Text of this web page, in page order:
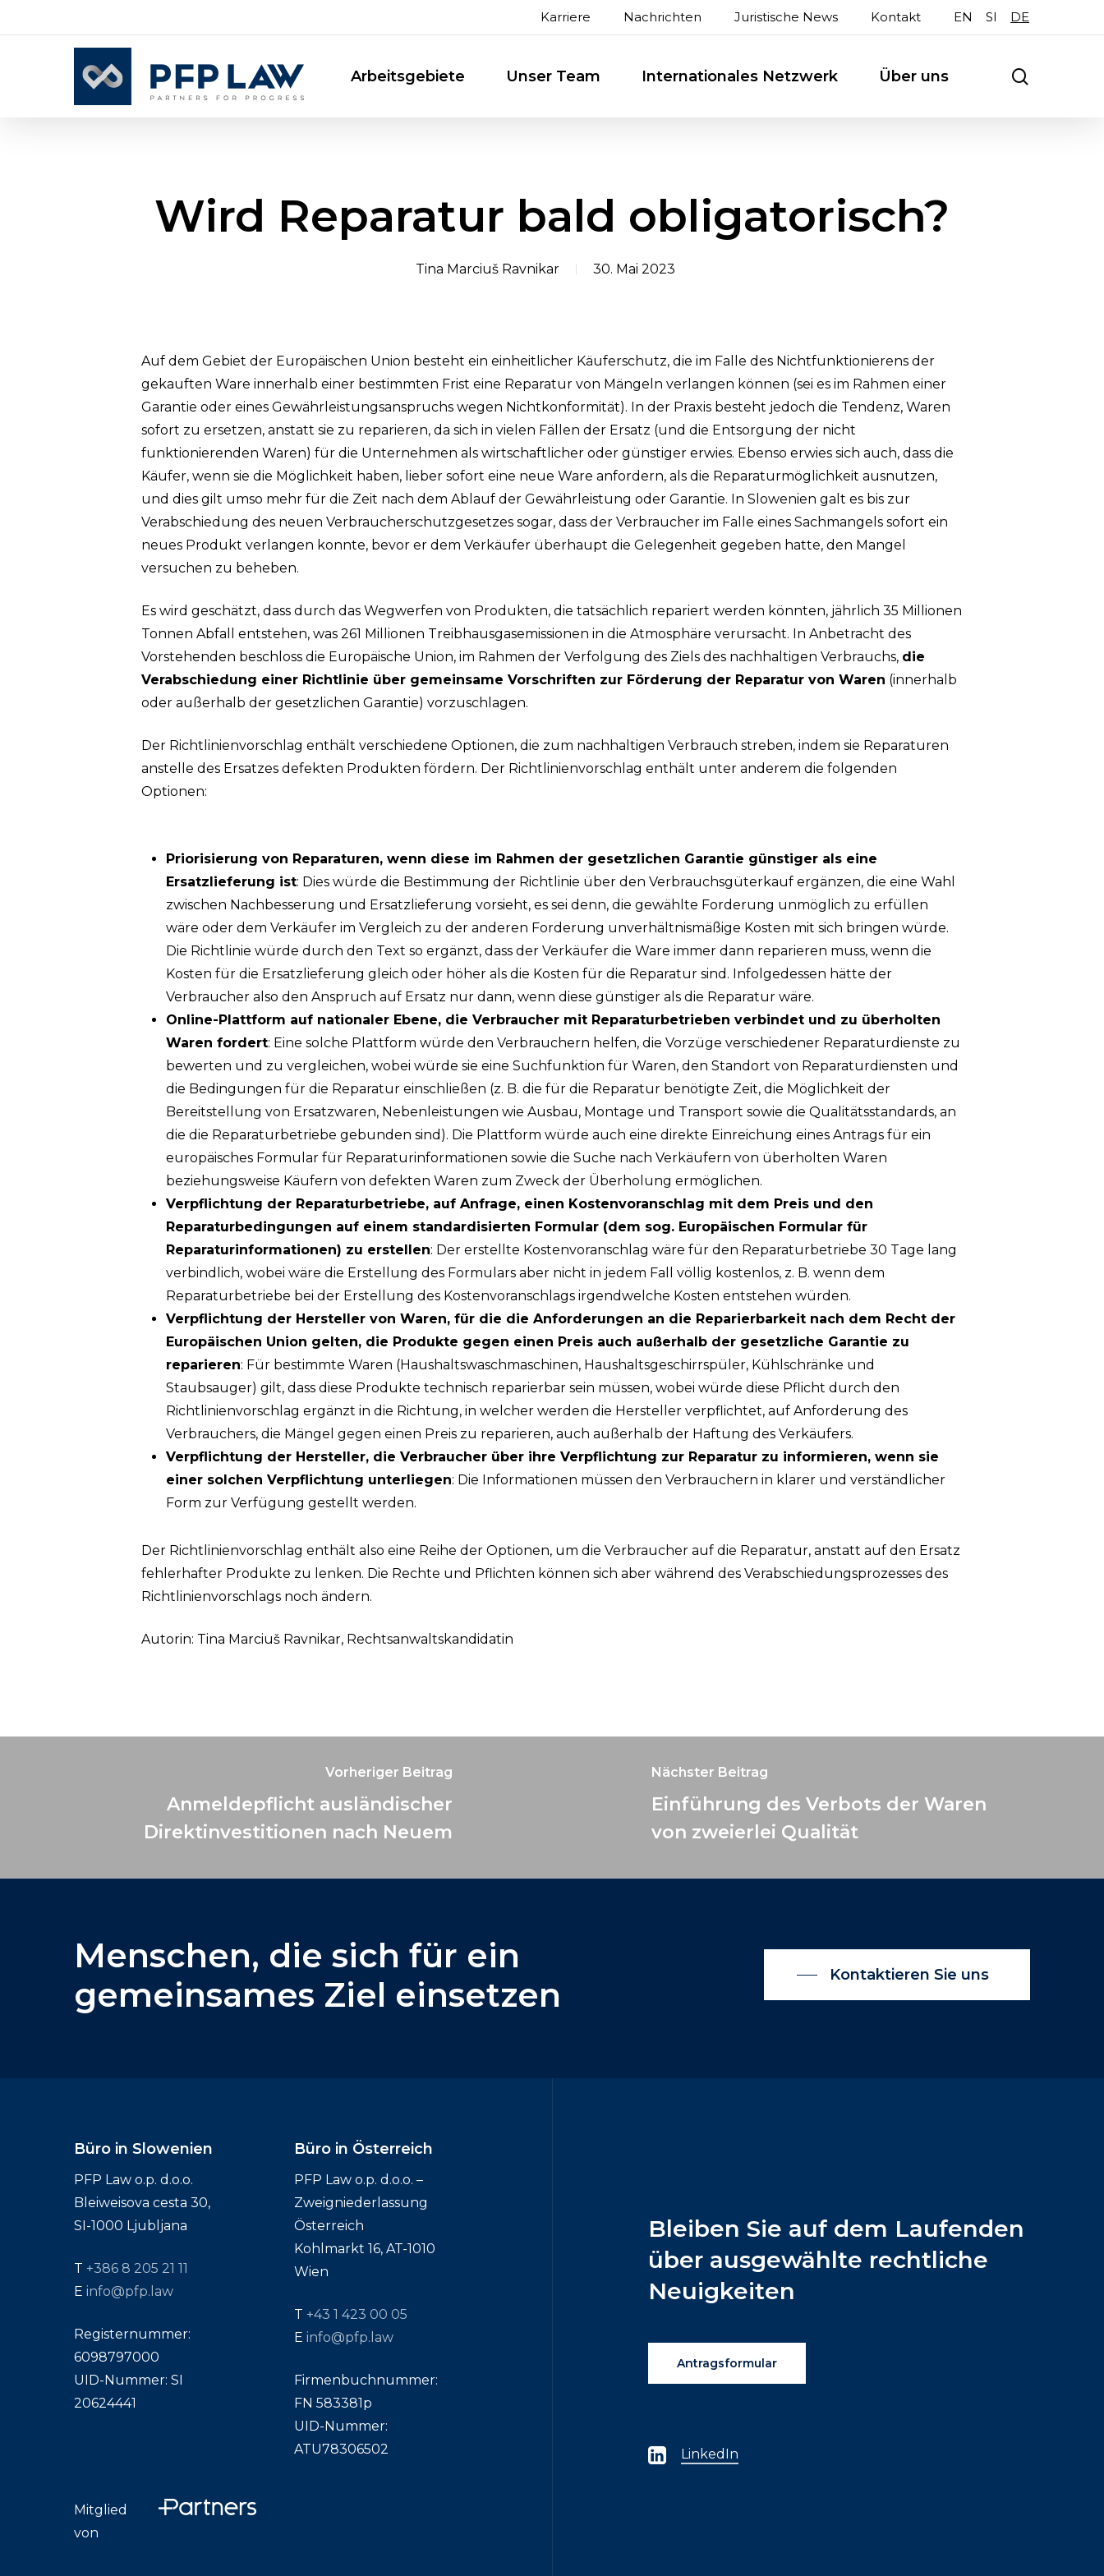
to
Karriere Nachrichten Juristische News Kontakt EN SI DE
Drücken Sie die Eingabetaste zum Suchen oder ESC zum Schließen
Arbeitsgebiete Unser Team Internationales Netzwerk Über uns
Wird Reparatur bald obligatorisch?
Tina Marciuš Ravnikar 30. Mai 2023
Auf dem Gebiet der Europäischen Union besteht ein einheitlicher Käuferschutz, die im Falle des Nichtfunktionierens der
gekauften Ware innerhalb einer bestimmten Frist eine Reparatur von Mängeln verlangen können (sei es im Rahmen einer
Garantie oder eines Gewährleistungsanspruchs wegen Nichtkonformität). In der Praxis besteht jedoch die Tendenz, Waren
sofort zu ersetzen, anstatt sie zu reparieren, da sich in vielen Fällen der Ersatz (und die Entsorgung der nicht
funktionierenden Waren) für die Unternehmen als wirtschaftlicher oder günstiger erwies. Ebenso erwies sich auch, dass die
Käufer, wenn sie die Möglichkeit haben, lieber sofort eine neue Ware anfordern, als die Reparaturmöglichkeit ausnutzen,
und dies gilt umso mehr für die Zeit nach dem Ablauf der Gewährleistung oder Garantie. In Slowenien galt es bis zur
Verabschiedung des neuen Verbraucherschutzgesetzes sogar, dass der Verbraucher im Falle eines Sachmangels sofort ein
neues Produkt verlangen konnte, bevor er dem Verkäufer überhaupt die Gelegenheit gegeben hatte, den Mangel
versuchen zu beheben.
Es wird geschätzt, dass durch das Wegwerfen von Produkten, die tatsächlich repariert werden könnten, jährlich 35 Millionen
Tonnen Abfall entstehen, was 261 Millionen Treibhausgasemissionen in die Atmosphäre verursacht. In Anbetracht des
Vorstehenden beschloss die Europäische Union, im Rahmen der Verfolgung des Ziels des nachhaltigen Verbrauchs, die
Verabschiedung einer Richtlinie über gemeinsame Vorschriften zur Förderung der Reparatur von Waren (innerhalb
oder außerhalb der gesetzlichen Garantie) vorzuschlagen.
Der Richtlinienvorschlag enthält verschiedene Optionen, die zum nachhaltigen Verbrauch streben, indem sie Reparaturen
anstelle des Ersatzes defekten Produkten fördern. Der Richtlinienvorschlag enthält unter anderem die folgenden
Optionen:
Priorisierung von Reparaturen, wenn diese im Rahmen der gesetzlichen Garantie günstiger als eine
Ersatzlieferung ist: Dies würde die Bestimmung der Richtlinie über den Verbrauchsgüterkauf ergänzen, die eine Wahl
zwischen Nachbesserung und Ersatzlieferung vorsieht, es sei denn, die gewählte Forderung unmöglich zu erfüllen
wäre oder dem Verkäufer im Vergleich zu der anderen Forderung unverhältnismäßige Kosten mit sich bringen würde.
Die Richtlinie würde durch den Text so ergänzt, dass der Verkäufer die Ware immer dann reparieren muss, wenn die
Kosten für die Ersatzlieferung gleich oder höher als die Kosten für die Reparatur sind. Infolgedessen hätte der
Verbraucher also den Anspruch auf Ersatz nur dann, wenn diese günstiger als die Reparatur wäre.
Online-Plattform auf nationaler Ebene, die Verbraucher mit Reparaturbetrieben verbindet und zu überholten
Waren fordert: Eine solche Plattform würde den Verbrauchern helfen, die Vorzüge verschiedener Reparaturdienste zu
bewerten und zu vergleichen, wobei würde sie eine Suchfunktion für Waren, den Standort von Reparaturdiensten und
die Bedingungen für die Reparatur einschließen (z. B. die für die Reparatur benötigte Zeit, die Möglichkeit der
Bereitstellung von Ersatzwaren, Nebenleistungen wie Ausbau, Montage und Transport sowie die Qualitätsstandards, an
die die Reparaturbetriebe gebunden sind). Die Plattform würde auch eine direkte Einreichung eines Antrags für ein
europäisches Formular für Reparaturinformationen sowie die Suche nach Verkäufern von überholten Waren
beziehungsweise Käufern von defekten Waren zum Zweck der Überholung ermöglichen.
Verpflichtung der Reparaturbetriebe, auf Anfrage, einen Kostenvoranschlag mit dem Preis und den
Reparaturbedingungen auf einem standardisierten Formular (dem sog. Europäischen Formular für
Reparaturinformationen) zu erstellen: Der erstellte Kostenvoranschlag wäre für den Reparaturbetriebe 30 Tage lang
verbindlich, wobei wäre die Erstellung des Formulars aber nicht in jedem Fall völlig kostenlos, z. B. wenn dem
Reparaturbetriebe bei der Erstellung des Kostenvoranschlags irgendwelche Kosten entstehen würden.
Verpflichtung der Hersteller von Waren, für die die Anforderungen an die Reparierbarkeit nach dem Recht der
Europäischen Union gelten, die Produkte gegen einen Preis auch außerhalb der gesetzliche Garantie zu
reparieren: Für bestimmte Waren (Haushaltswaschmaschinen, Haushaltsgeschirrspüler, Kühlschränke und
Staubsauger) gilt, dass diese Produkte technisch reparierbar sein müssen, wobei würde diese Pflicht durch den
Richtlinienvorschlag ergänzt in die Richtung, in welcher werden die Hersteller verpflichtet, auf Anforderung des
Verbrauchers, die Mängel gegen einen Preis zu reparieren, auch außerhalb der Haftung des Verkäufers.
Verpflichtung der Hersteller, die Verbraucher über ihre Verpflichtung zur Reparatur zu informieren, wenn sie
einer solchen Verpflichtung unterliegen: Die Informationen müssen den Verbrauchern in klarer und verständlicher
Form zur Verfügung gestellt werden.
Der Richtlinienvorschlag enthält also eine Reihe der Optionen, um die Verbraucher auf die Reparatur, anstatt auf den Ersatz
fehlerhafter Produkte zu lenken. Die Rechte und Pflichten können sich aber während des Verabschiedungsprozesses des
Richtlinienvorschlags noch ändern.
Autorin: Tina Marciuš Ravnikar, Rechtsanwaltskandidatin
Vorheriger Beitrag
Anmeldepflicht ausländischer
Direktinvestitionen nach Neuem
Nächster Beitrag
Einführung des Verbots der Waren
von zweierlei Qualität
Menschen, die sich für ein
gemeinsames Ziel einsetzen Kontaktieren Sie uns
Büro in Slowenien
PFP Law o.p. d.o.o.
Bleiweisova cesta 30,
SI-1000 Ljubljana
T +386 8 205 21 11
E info@pfp.law
Registernummer:
6098797000
UID-Nummer: SI
20624441
Büro in Österreich
PFP Law o.p. d.o.o. –
Zweigniederlassung
Österreich
Kohlmarkt 16, AT-1010
Wien
T +43 1 423 00 05
E info@pfp.law
Firmenbuchnummer:
FN 583381p
UID-Nummer:
ATU78306502
Mitglied
von
Bleiben Sie auf dem Laufenden
über ausgewählte rechtliche
Neuigkeiten
Antragsformular
LinkedIn